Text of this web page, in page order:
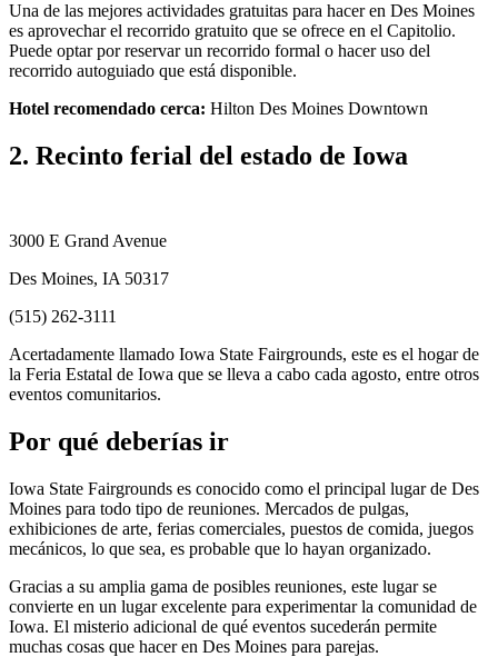
Una de las mejores actividades gratuitas para hacer en Des Moines
es aprovechar el recorrido gratuito que se ofrece en el Capitolio.
Puede optar por reservar un recorrido formal o hacer uso del
recorrido autoguiado que está disponible.
Hotel recomendado cerca: Hilton Des Moines Downtown
2. Recinto ferial del estado de Iowa
3000 E Grand Avenue
Des Moines, IA 50317
(515) 262-3111
Acertadamente llamado Iowa State Fairgrounds, este es el hogar de
la Feria Estatal de Iowa que se lleva a cabo cada agosto, entre otros
eventos comunitarios.
Por qué deberías ir
Iowa State Fairgrounds es conocido como el principal lugar de Des
Moines para todo tipo de reuniones. Mercados de pulgas,
exhibiciones de arte, ferias comerciales, puestos de comida, juegos
mecánicos, lo que sea, es probable que lo hayan organizado.
Gracias a su amplia gama de posibles reuniones, este lugar se
convierte en un lugar excelente para experimentar la comunidad de
Iowa. El misterio adicional de qué eventos sucederán permite
muchas cosas que hacer en Des Moines para parejas.